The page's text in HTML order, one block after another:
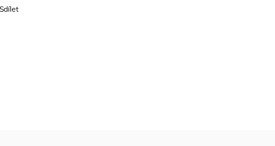
Sdílet